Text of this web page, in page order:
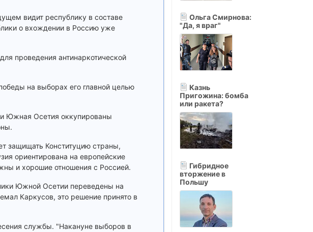
видит республику в составе
о вхождении в Россию уже
проведения антинаркотической
на выборах его главной целью
Южная Осетия оккупированы
защищать Конституцию страны,
ориентирована на европейские
и хорошие отношения с Россией.
Южной Осетии переведены на
Каркусов, это решение принято в
службы. "Накануне выборов в
Ольга Смирнова:
"Да, я враг"
Казнь
Пригожина: бомба
или ракета?
Гибридное
вторжение в
Польшу